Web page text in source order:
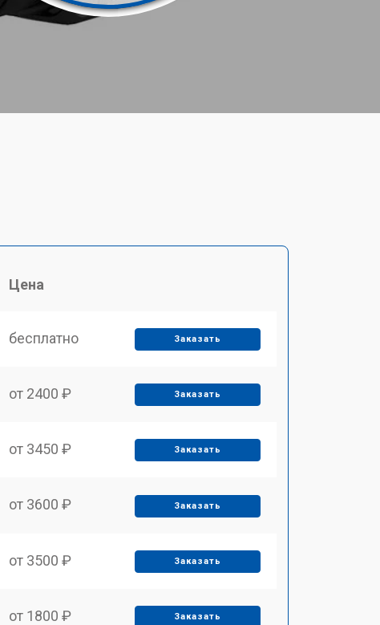
Цена
бесплатно Заказать
от 2400 ₽ Заказать
от 3450 ₽ Заказать
от 3600 ₽ Заказать
от 3500 ₽ Заказать
от 1800 ₽ Заказать